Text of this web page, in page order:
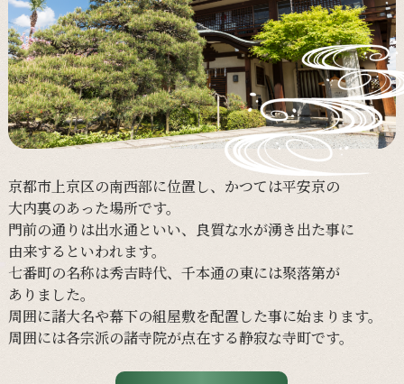
京都市上京区の南西部に位置し、 かつては平安京の
大内裏のあった場所です。
門前の通りは出水通といい、 良質な水が湧き出た事に
由来するといわれます。
七番町の名称は秀吉時代、 千本通の東には聚落第が
ありました。
周囲に諸大名や幕下の組屋敷を配置した事に始まります。
周囲には各宗派の諸寺院が点在する静寂な寺町です。